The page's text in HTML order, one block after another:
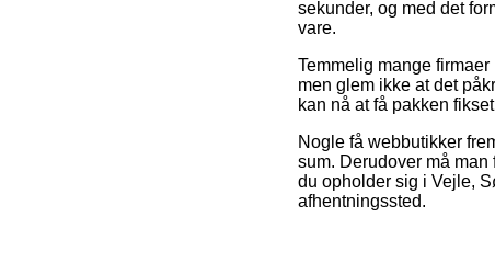
sekunder, og med det
vare.
Temmelig mange
men glem ikke at det
kan nå at få pakken
Nogle få webbutikker
sum. Derudover må
du opholder sig i Vejle,
afhentningssted.